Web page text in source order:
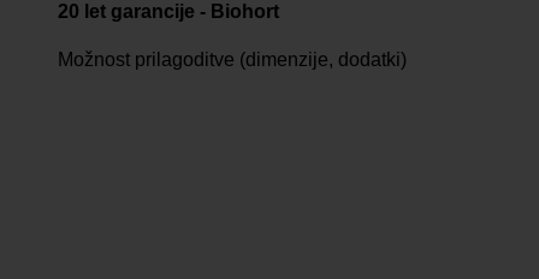
20 let garancije - Biohort
Možnost prilagoditve (dimenzije, dodatki)